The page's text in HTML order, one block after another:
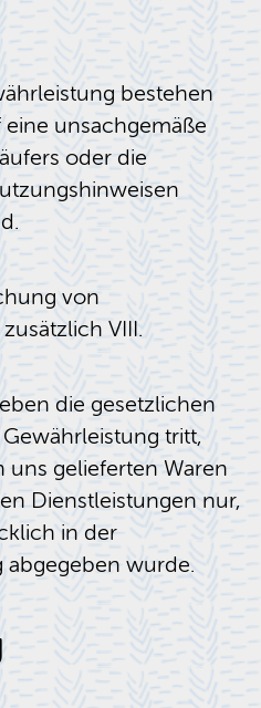
bestehen
unsachgemäße
oder die
von
VIII.
die gesetzlichen
tritt,
uns gelieferten Waren
Dienstleistungen nur,
in der
abgegeben wurde.